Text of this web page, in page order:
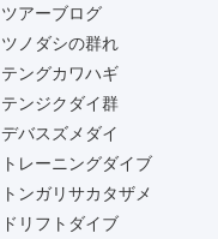
ツアーブログ
ツノダシの群れ
テングカワハギ
テンジクダイ群
デバスズメダイ
トレーニングダイブ
トンガリサカタザメ
ドリフトダイブ